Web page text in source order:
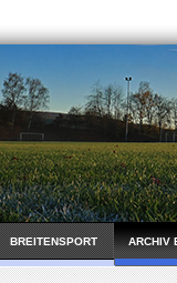
BREITENSPORT ARCHIV